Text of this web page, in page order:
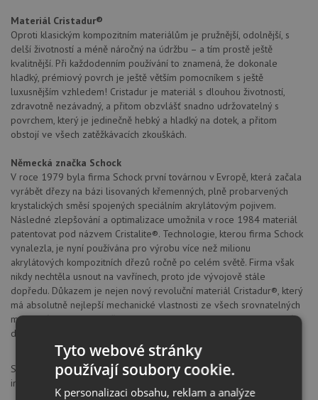
Materiál Cristadur®
Oproti klasickým kompozitním materiálům je pružnější, odolnější, s
delší životností a méně náročný na údržbu – a tím prostě ještě
kvalitnější. Při každodenním používání to znamená, že dokonale
hladký, prémiový povrch je ještě větším pomocníkem s ještě
luxusnějším vzhledem! Cristadur je materiál s dlouhou životností,
zdravotně nezávadný, a přitom obzvlášť snadno udržovatelný s
povrchem, který je jedinečně hebký a hladký na dotek, a přitom
obstojí ve všech zatěžkávacích zkouškách.
Německá značka Schock
V roce 1979 byla firma Schock první továrnou v Evropě, která začala
vyrábět dřezy na bázi lisovaných křemenných, plně probarvených
krystalických směsí spojených speciálním akrylátovým pojivem.
Následné zlepšování a optimalizace umožnila v roce 1984 materiál
patentovat pod názvem Cristalite®. Technologie, kterou firma Schock
vynalezla, je nyní používána pro výrobu více než milionu
akrylátových kompozitních dřezů ročně po celém světě. Firma však
nikdy nechtěla usnout na vavřínech, proto jde vývojově stále
dopředu. Důkazem je nejen nový revoluční materiál Cristadur®, který
má absolutně nejlepší mechanické vlastnosti ze všech srovnatelných
materiálů na trhu, ale i třeba trvalá antibakteriální úprava materiálů
díky zapuštěným iontům stříbra.
SCHOCK GmbH, Hofbauerstraße 1, 94209, Regen, Německo,
info@schock.de
Tyto webové stránky
používají soubory cookie.
K personalizaci obsahu, reklam a analýze